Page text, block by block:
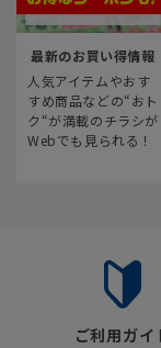
最新のお買い得情報
人気アイテムやおす
すめ商品などの“おト
ク“が満載のチラシが
Webでも見られる！
ご利用ガイ